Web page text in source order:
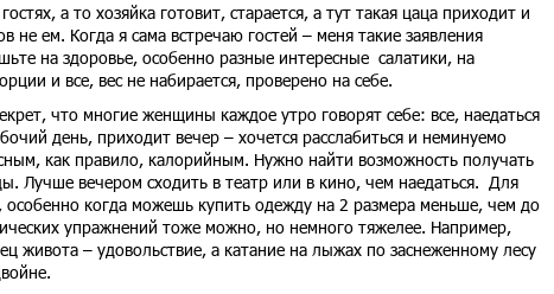
а то хозяйка готовит, старается, а тут такая цаца приходит и
не ем. Когда я сама встречаю гостей – меня такие заявления
на здоровье, особенно разные интересные салатики, на
и все, вес не набирается, проверено на себе.
что многие женщины каждое утро говорят себе: все, наедаться
день, приходит вечер – хочется расслабиться и неминуемо
как правило, калорийным. Нужно найти возможность получать
Лучше вечером сходить в театр или в кино, чем наедаться. Для
когда можешь купить одежду на 2 размера меньше, чем до
упражнений тоже можно, но немного тяжелее. Например,
живота – удовольствие, а катание на лыжах по заснеженному лесу